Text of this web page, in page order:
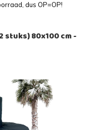
dus OP=OP!
80x100 cm -